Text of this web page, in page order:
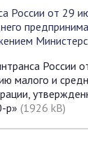
России от 29
России
малого и
р» (1926 kB)